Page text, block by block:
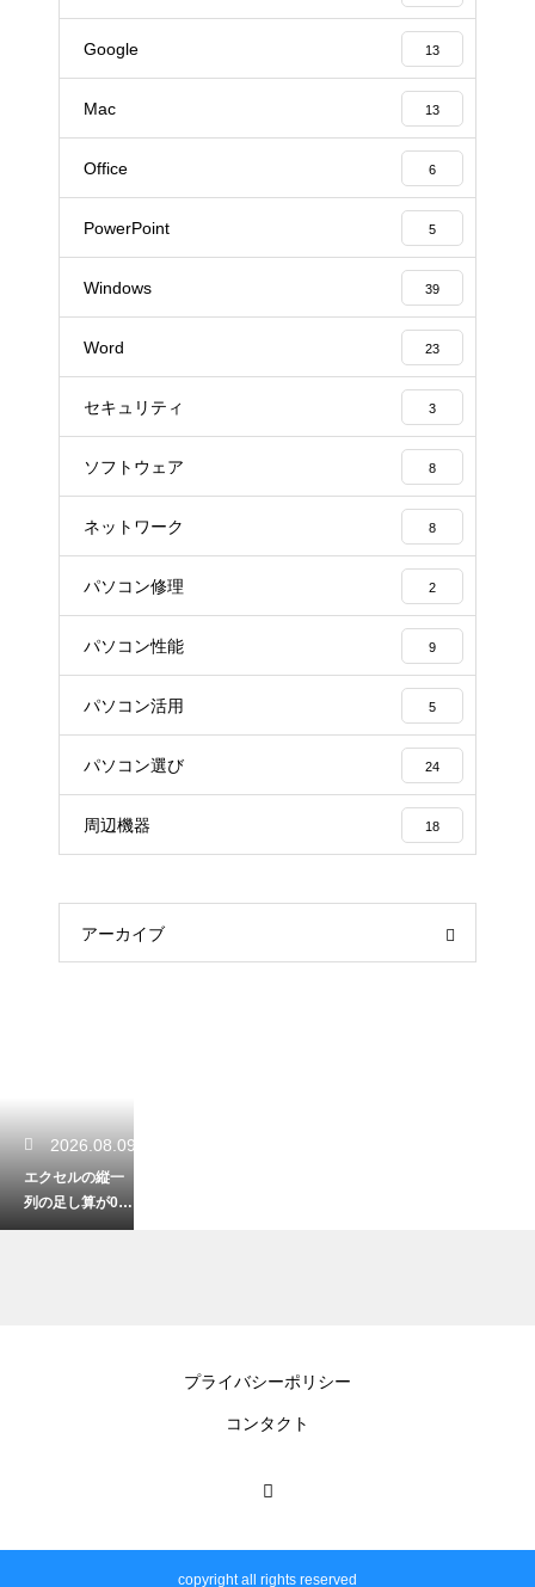
Google 13
Mac 13
Office 6
PowerPoint 5
Windows 39
Word 23
セキュリティ 3
ソフトウェア 8
ネットワーク 8
パソコン修理 2
パソコン性能 9
パソコン活用 5
パソコン選び 24
周辺機器 18
アーカイブ
2026.08.09
エクセルの縦一
列の足し算が0に
なる？計算され
プライバシーポリシー
コンタクト
copyright all rights reserved